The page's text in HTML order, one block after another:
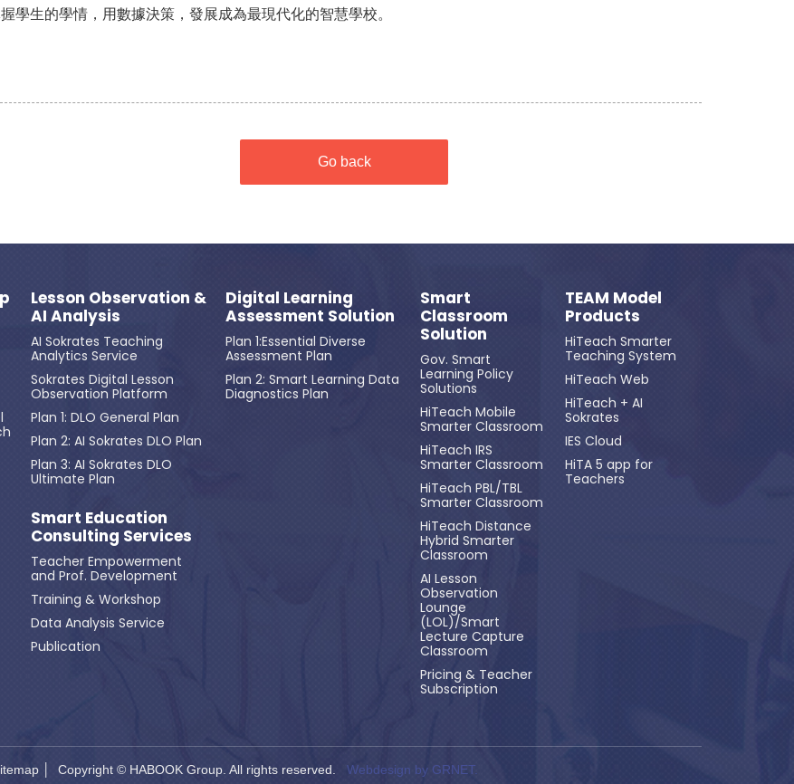
學生的學情，用數據決策，發展成為最現代化的智慧學校。
Go back
Lesson Observation &
AI Analysis
AI Sokrates Teaching
Analytics Service
Sokrates Digital Lesson
Observation Platform
Plan 1: DLO General Plan
Plan 2: AI Sokrates DLO Plan
Plan 3: AI Sokrates DLO
Ultimate Plan
Smart Education
Consulting Services
Teacher Empowerment
and Prof. Development
Training & Workshop
Data Analysis Service
Publication
Digital Learning
Assessment Solution
Plan 1:Essential Diverse
Assessment Plan
Plan 2: Smart Learning Data
Diagnostics Plan
Smart
Classroom
Solution
Gov. Smart
Learning Policy
Solutions
HiTeach Mobile
Smarter Classroom
HiTeach IRS
Smarter Classroom
HiTeach PBL/TBL
Smarter Classroom
HiTeach Distance
Hybrid Smarter
Classroom
AI Lesson
Observation
Lounge
(LOL)/Smart
Lecture Capture
Classroom
Pricing & Teacher
Subscription
TEAM Model
Products
HiTeach Smarter
Teaching System
HiTeach Web
HiTeach + AI
Sokrates
IES Cloud
HiTA 5 app for
Teachers
│ Copyright © HABOOK Group. All rights reserved. Webdesign by GRNET.